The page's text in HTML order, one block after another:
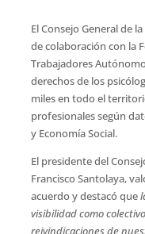
El Consejo General de
de colaboración con la
Trabajadores
derechos de los
miles en todo el
profesionales según
y Economía Social.
El presidente del
Francisco Santolaya,
acuerdo y destacó que 
visibilidad como
reivindicaciones de